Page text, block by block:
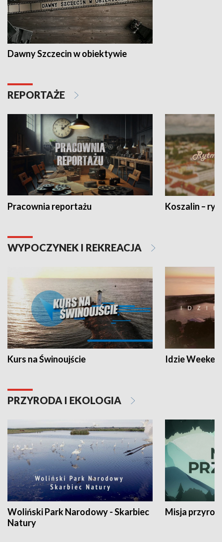
Dawny Szczecin w obiektywie
REPORTAŻE
Pracownia reportażu Koszalin –
WYPOCZYNEK I REKREACJA
Kurs na Świnoujście Idzie
PRZYRODA I EKOLOGIA
Woliński Park Narodowy - Skarbiec
Natury
Misja